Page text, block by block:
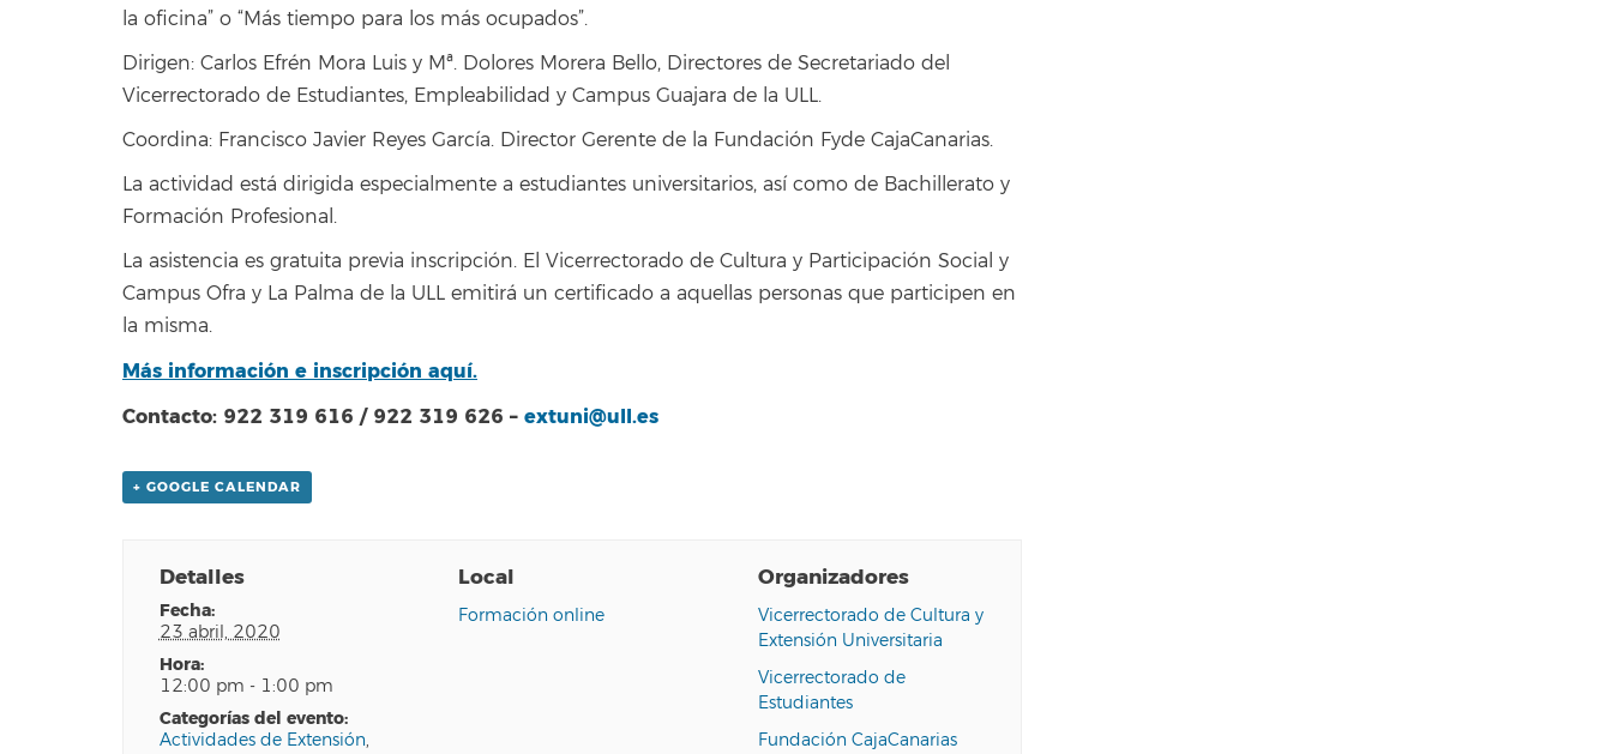
la oficina” o “Más tiempo para los más ocupados”.
Dirigen: Carlos Efrén Mora Luis y Mª. Dolores Morera Bello, Directores de Secretariado del
Vicerrectorado de Estudiantes, Empleabilidad y Campus Guajara de la ULL.
Coordina: Francisco Javier Reyes García. Director Gerente de la Fundación Fyde CajaCanarias.
La actividad está dirigida especialmente a estudiantes universitarios, así como de Bachillerato y
Formación Profesional.
La asistencia es gratuita previa inscripción. El Vicerrectorado de Cultura y Participación Social y
Campus Ofra y La Palma de la ULL emitirá un certificado a aquellas personas que participen en
la misma.
Más información e inscripción aquí.
Contacto: 922 319 616 / 922 319 626 – extuni@ull.es
+ GOOGLE CALENDAR
Detalles
fecha:
23 abril, 2020
hora:
12:00 pm - 1:00 pm
categorías del evento:
Actividades de Extensión,
Local
Formación online
Organizadores
Vicerrectorado de Cultura y
Extensión Universitaria
Vicerrectorado de
Estudiantes
Fundación CajaCanarias